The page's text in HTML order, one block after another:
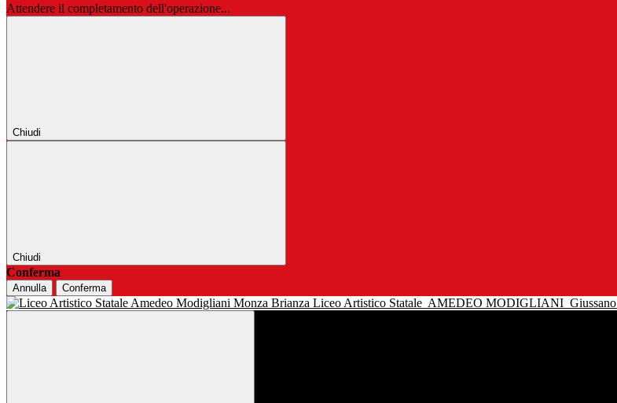
Attendere il completamento dell'operazione...
Chiudi
Chiudi
Conferma
Annulla Conferma
Liceo Artistico Statale AMEDEO MODIGLIANI Giussano